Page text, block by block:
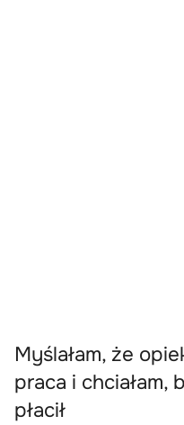
Myślałam, że
praca i chciałam,
płacił